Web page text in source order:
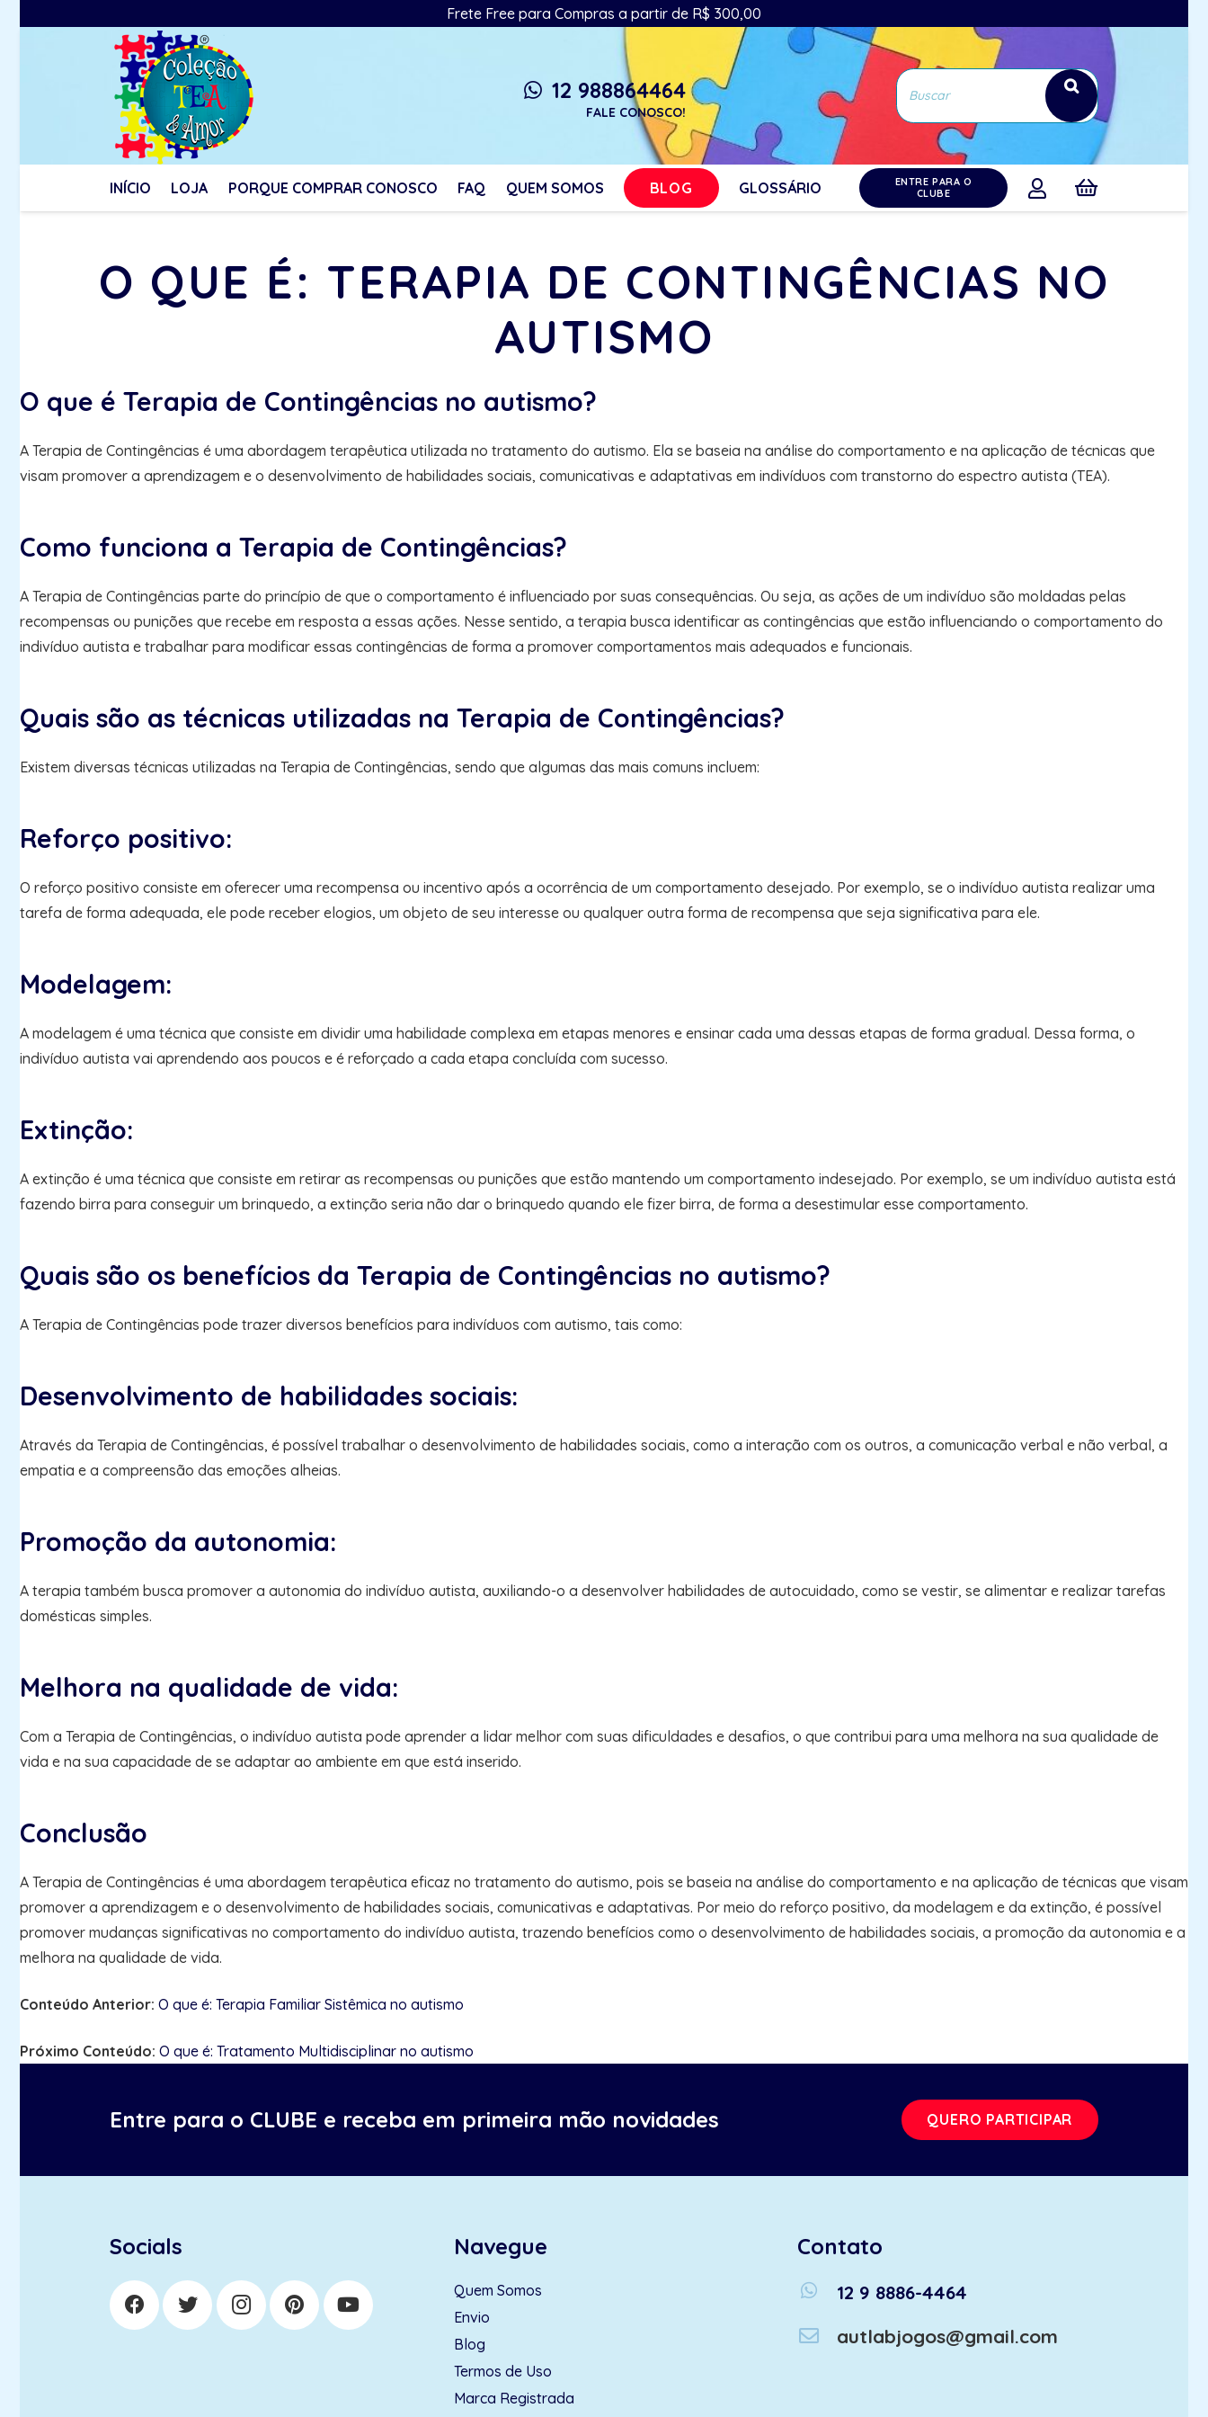
Frete Free para Compras a partir de R$ 300,00
whatsapp 12 988864464
FALE CONOSCO!
INÍCIO LOJA PORQUE COMPRAR CONOSCO FAQ QUEM SOMOS BLOG GLOSSÁRIO
ENTRE PARA O
CLUBE
O QUE É: TERAPIA DE CONTINGÊNCIAS NO
AUTISMO
O que é Terapia de Contingências no autismo?
A Terapia de Contingências é uma abordagem terapêutica utilizada no tratamento do autismo. Ela se baseia na análise do comportamento e na aplicação de técnicas que
visam promover a aprendizagem e o desenvolvimento de habilidades sociais, comunicativas e adaptativas em indivíduos com transtorno do espectro autista (TEA).
Como funciona a Terapia de Contingências?
A Terapia de Contingências parte do princípio de que o comportamento é influenciado por suas consequências. Ou seja, as ações de um indivíduo são moldadas pelas
recompensas ou punições que recebe em resposta a essas ações. Nesse sentido, a terapia busca identificar as contingências que estão influenciando o comportamento do
indivíduo autista e trabalhar para modificar essas contingências de forma a promover comportamentos mais adequados e funcionais.
Quais são as técnicas utilizadas na Terapia de Contingências?
Existem diversas técnicas utilizadas na Terapia de Contingências, sendo que algumas das mais comuns incluem:
Reforço positivo:
O reforço positivo consiste em oferecer uma recompensa ou incentivo após a ocorrência de um comportamento desejado. Por exemplo, se o indivíduo autista realizar uma
tarefa de forma adequada, ele pode receber elogios, um objeto de seu interesse ou qualquer outra forma de recompensa que seja significativa para ele.
Modelagem:
A modelagem é uma técnica que consiste em dividir uma habilidade complexa em etapas menores e ensinar cada uma dessas etapas de forma gradual. Dessa forma, o
indivíduo autista vai aprendendo aos poucos e é reforçado a cada etapa concluída com sucesso.
Extinção:
A extinção é uma técnica que consiste em retirar as recompensas ou punições que estão mantendo um comportamento indesejado. Por exemplo, se um indivíduo autista está
fazendo birra para conseguir um brinquedo, a extinção seria não dar o brinquedo quando ele fizer birra, de forma a desestimular esse comportamento.
Quais são os benefícios da Terapia de Contingências no autismo?
A Terapia de Contingências pode trazer diversos benefícios para indivíduos com autismo, tais como:
Desenvolvimento de habilidades sociais:
Através da Terapia de Contingências, é possível trabalhar o desenvolvimento de habilidades sociais, como a interação com os outros, a comunicação verbal e não verbal, a
empatia e a compreensão das emoções alheias.
Promoção da autonomia:
A terapia também busca promover a autonomia do indivíduo autista, auxiliando-o a desenvolver habilidades de autocuidado, como se vestir, se alimentar e realizar tarefas
domésticas simples.
Melhora na qualidade de vida:
Com a Terapia de Contingências, o indivíduo autista pode aprender a lidar melhor com suas dificuldades e desafios, o que contribui para uma melhora na sua qualidade de
vida e na sua capacidade de se adaptar ao ambiente em que está inserido.
Conclusão
A Terapia de Contingências é uma abordagem terapêutica eficaz no tratamento do autismo, pois se baseia na análise do comportamento e na aplicação de técnicas que visam
promover a aprendizagem e o desenvolvimento de habilidades sociais, comunicativas e adaptativas. Por meio do reforço positivo, da modelagem e da extinção, é possível
promover mudanças significativas no comportamento do indivíduo autista, trazendo benefícios como o desenvolvimento de habilidades sociais, a promoção da autonomia e a
melhora na qualidade de vida.
Conteúdo Anterior: O que é: Terapia Familiar Sistêmica no autismo
Próximo Conteúdo: O que é: Tratamento Multidisciplinar no autismo
Entre para o CLUBE e receba em primeira mão novidades QUERO PARTICIPAR
Socials Navegue
Quem Somos
Envio
Blog
Termos de Uso
Marca Registrada
Contato
whatsapp
12 9 8886-4464
autlabjogos@gmail.com